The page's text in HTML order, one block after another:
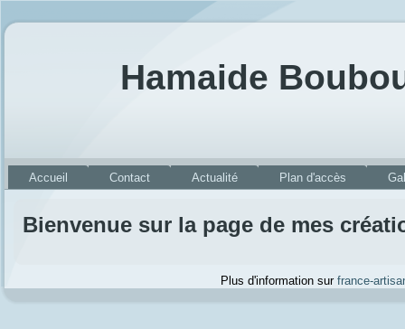
Hamaide
Accueil Contact Actualité Plan d'accès
Bienvenue sur la page de mes
Plus d'information sur france-